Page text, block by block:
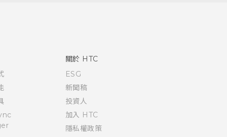
關於 HTC
ESG
新聞稿
投資人
加入 HTC
隱私權政策